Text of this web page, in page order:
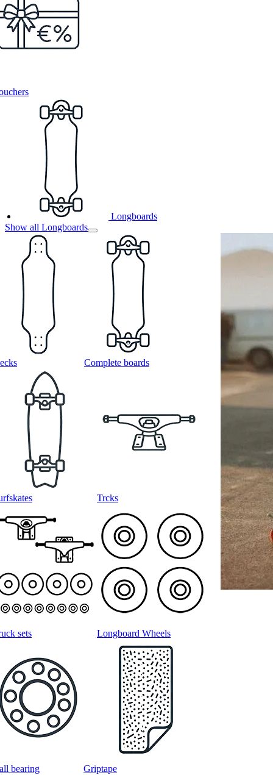
Longboards
Show all Longboards
Complete boards
Trcks
sets Longboard Wheels
bearing Griptape